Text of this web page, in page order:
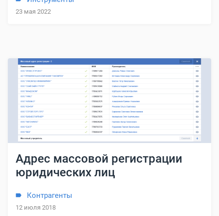
23 мая 2022
Адрес массовой регистрации
юридических лиц
Контрагенты
12 июля 2018